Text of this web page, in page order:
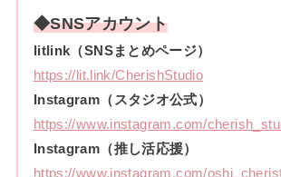
◆SNSアカウント
litlink（SNSまとめページ）
https://lit.link/CherishStudio
Instagram（スタジオ公式）
https://www.instagram.com/
Instagram（推し活応援）
https://www.instagram.com/